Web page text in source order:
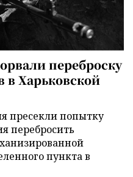
переброску
в Харьковской
пресекли попытку
перебросить
пункта в